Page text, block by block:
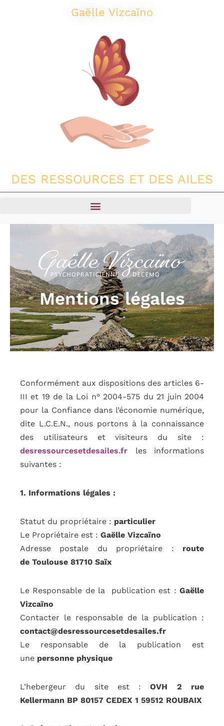
Gaëlle Vizcaïno
DES RESSOURCES ET DES AILES
Mentions légales
Conformément aux dispositions des articles 6-
III et 19 de la Loi n° 2004-575 du 21 juin 2004
pour la Confiance dans l’économie numérique,
dite L.C.E.N., nous portons à la connaissance
des utilisateurs et visiteurs du site :
desressourcesetdesailes.fr les informations
suivantes :
1. Informations légales :
Statut du propriétaire : particulier
Le Propriétaire est : Gaëlle Vizcaïno
Adresse postale du propriétaire : route
de Toulouse 81710 Saïx
Le Responsable de la publication est : Gaëlle
Vizcaïno
Contacter le responsable de la publication :
contact@desressourcesetdesailes.fr
Le responsable de la publication est
une personne physique
L’hebergeur du site est :OVH 2 rue
Kellermann BP 80157 CEDEX 1 59512 ROUBAIX